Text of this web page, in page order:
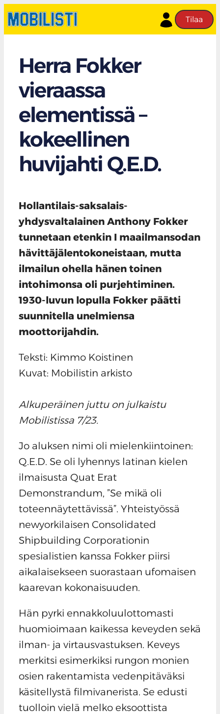
Tilaa
Herra Fokker
vieraassa
elementissä –
kokeellinen
huvijahti Q.E.D.
Hollantilais-saksalais-
yhdysvaltalainen Anthony Fokker
tunnetaan etenkin I maailmansodan
hävittäjälentokoneistaan, mutta
ilmailun ohella hänen toinen
intohimonsa oli purjehtiminen.
1930-luvun lopulla Fokker päätti
suunnitella unelmiensa
moottorijahdin.
Teksti: Kimmo Koistinen
Kuvat: Mobilistin arkisto
Alkuperäinen juttu on julkaistu
Mobilistissa 7/23.
Jo aluksen nimi oli mielenkiintoinen:
Q.E.D. Se oli lyhennys latinan kielen
ilmaisusta Quat Erat
Demonstrandum, ”Se mikä oli
toteennäytettävissä”. Yhteistyössä
newyorkilaisen Consolidated
Shipbuilding Corporationin
spesialistien kanssa Fokker piirsi
aikalaisekseen suorastaan ufomaisen
kaarevan kokonaisuuden.
Hän pyrki ennakkoluulottomasti
huomioimaan kaikessa keveyden sekä
ilman- ja virtausvastuksen. Keveys
merkitsi esimerkiksi rungon monien
osien rakentamista vedenpitäväksi
käsitellystä filmivanerista. Se edusti
tuolloin vielä melko eksoottista